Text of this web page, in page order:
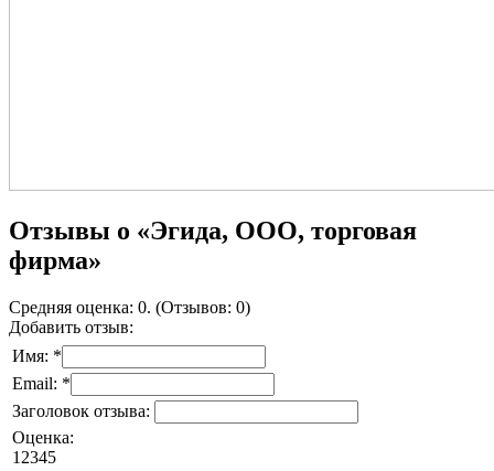
Отзывы о «Эгида, ООО, торговая
фирма»
Средняя оценка: 0. (Отзывов: 0)
Добавить отзыв:
Имя: *
Email: *
Заголовок отзыва:
Оценка:
1 2345